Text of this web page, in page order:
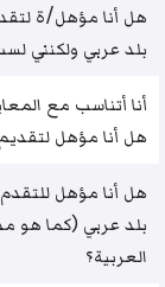
هل أنا مؤهل/ة
بلد عربي ولكنني
أنا أتناسب مع
هل أنا مؤهل
هل أنا مؤهل
بلد عربي (كما هو
العربية؟